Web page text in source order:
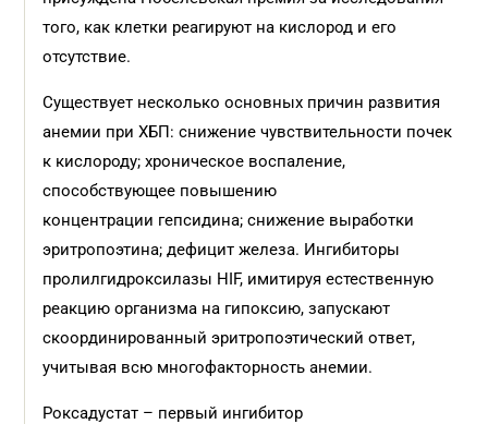
того, как клетки реагируют на кислород и его
отсутствие.
Существует несколько основных причин развития
анемии при ХБП: снижение чувствительности почек
к кислороду; хроническое воспаление,
способствующее повышению
концентрации гепсидина; снижение выработки
эритропоэтина; дефицит железа. Ингибиторы
пролилгидроксилазы HIF, имитируя естественную
реакцию организма на гипоксию, запускают
скоординированный эритропоэтический ответ,
учитывая всю многофакторность анемии.
Роксадустат – первый ингибитор